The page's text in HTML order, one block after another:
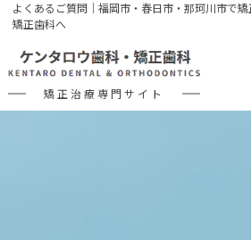
よくあるご質問｜福岡市・春日市・那珂川市で
矯正歯科へ
矯正治療専門サイト